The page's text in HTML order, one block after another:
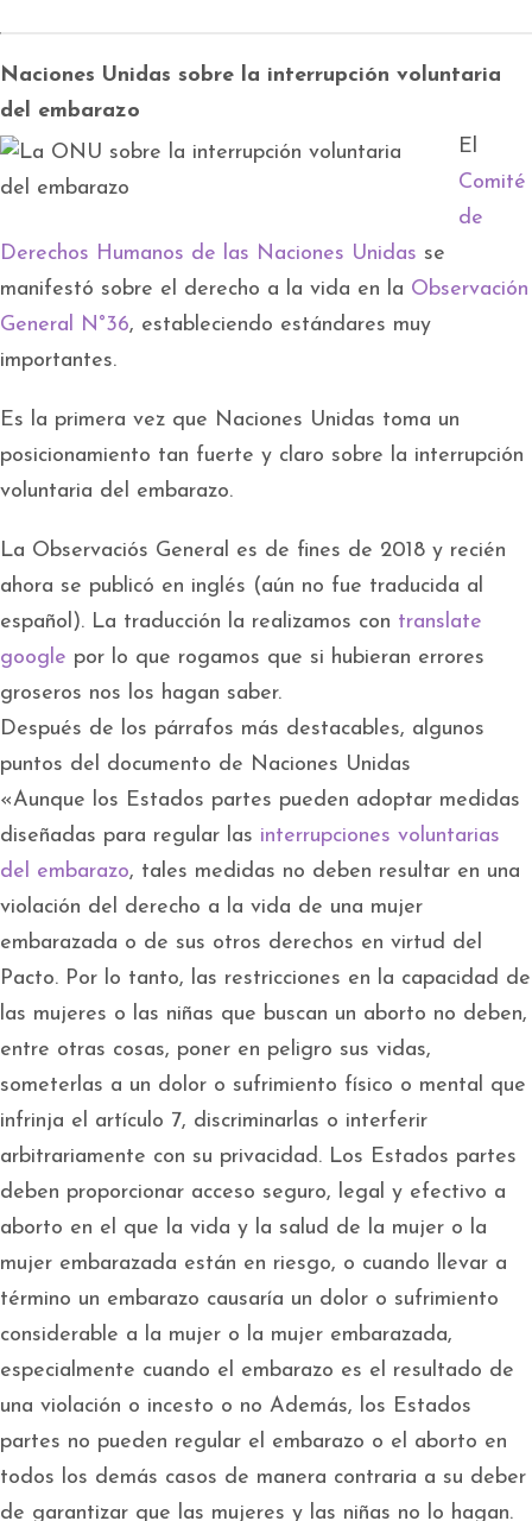
Naciones Unidas sobre la interrupción voluntaria
del embarazo
El
Comité
de
Derechos Humanos de las Naciones Unidas se
manifestó sobre el derecho a la vida en la Observación
General N°36, estableciendo estándares muy
importantes.
Es la primera vez que Naciones Unidas toma un
posicionamiento tan fuerte y claro sobre la interrupción
voluntaria del embarazo.
La Observaciós General es de fines de 2018 y recién
ahora se publicó en inglés (aún no fue traducida al
español). La traducción la realizamos con translate
google por lo que rogamos que si hubieran errores
groseros nos los hagan saber.
Después de los párrafos más destacables, algunos
puntos del documento de Naciones Unidas
«Aunque los Estados partes pueden adoptar medidas
diseñadas para regular las interrupciones voluntarias
del embarazo, tales medidas no deben resultar en una
violación del derecho a la vida de una mujer
embarazada o de sus otros derechos en virtud del
Pacto. Por lo tanto, las restricciones en la capacidad de
las mujeres o las niñas que buscan un aborto no deben,
entre otras cosas, poner en peligro sus vidas,
someterlas a un dolor o sufrimiento físico o mental que
infrinja el artículo 7, discriminarlas o interferir
arbitrariamente con su privacidad. Los Estados partes
deben proporcionar acceso seguro, legal y efectivo a
aborto en el que la vida y la salud de la mujer o la
mujer embarazada están en riesgo, o cuando llevar a
término un embarazo causaría un dolor o sufrimiento
considerable a la mujer o la mujer embarazada,
especialmente cuando el embarazo es el resultado de
una violación o incesto o no Además, los Estados
partes no pueden regular el embarazo o el aborto en
todos los demás casos de manera contraria a su deber
de garantizar que las mujeres y las niñas no lo hagan.